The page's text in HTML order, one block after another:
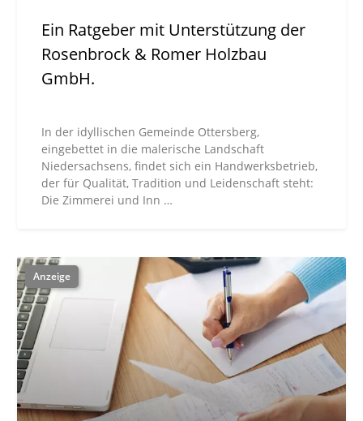
Ein Ratgeber mit Unterstützung der
Rosenbrock & Romer Holzbau
GmbH.
In der idyllischen Gemeinde Ottersberg,
eingebettet in die malerische Landschaft
Niedersachsens, findet sich ein Handwerksbetrieb,
der für Qualität, Tradition und Leidenschaft steht:
Die Zimmerei und Inn …